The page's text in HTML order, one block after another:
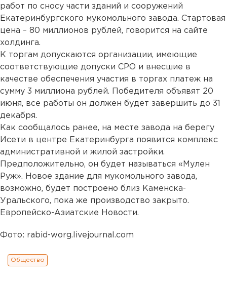
работ по сносу части зданий и сооружений
Екатеринбургского мукомольного завода. Стартовая
цена – 80 миллионов рублей, говорится на сайте
холдинга.
К торгам допускаются организации, имеющие
соответствующие допуски СРО и внесшие в
качестве обеспечения участия в торгах платеж на
сумму 3 миллиона рублей. Победителя объявят 20
июня, все работы он должен будет завершить до 31
декабря.
Как сообщалось ранее, на месте завода на берегу
Исети в центре Екатеринбурга появится комплекс
административной и жилой застройки.
Предположительно, он будет называться «Мулен
Руж». Новое здание для мукомольного завода,
возможно, будет построено близ Каменска-
Уральского, пока же производство закрыто.
Европейско-Азиатские Новости.
Фото: rabid-worg.livejournal.com
Общество